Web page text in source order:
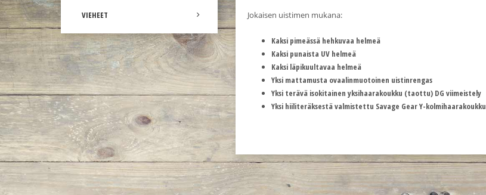
VIEHEET Jokaisen uistimen mukana:
Kaksi pimeässä hehkuvaa helmeä
Kaksi punaista UV helmeä
Kaksi läpikuultavaa helmeä
Yksi mattamusta ovaalinmuotoinen uistinrengas
Yksi terävä isokitainen yksihaarakoukku (taottu) DG viimeistely
Yksi hiiliteräksestä valmistettu Savage Gear Y-kolmihaarakoukku